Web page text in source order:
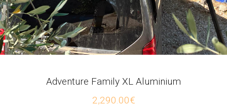
Adventure Family XL Aluminium
2,290.00€